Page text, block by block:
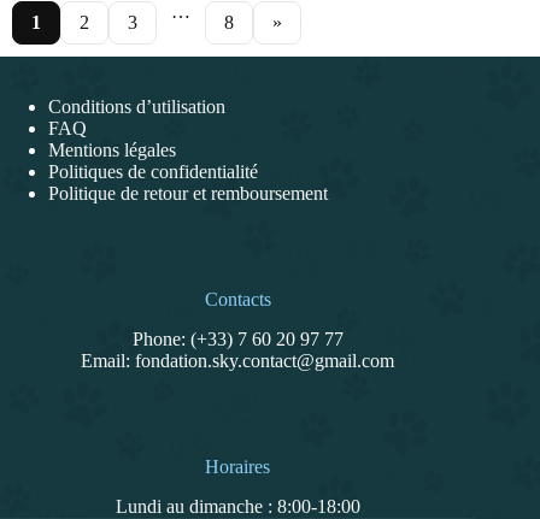
1 2 3
…
8 »
Conditions d’utilisation
FAQ
Mentions légales
Politiques de confidentialité
Politique de retour et remboursement
Contacts
Phone: (+33) 7 60 20 97 77
Email: fondation.sky.contact@gmail.com
Horaires
Lundi au dimanche : 8:00-18:00